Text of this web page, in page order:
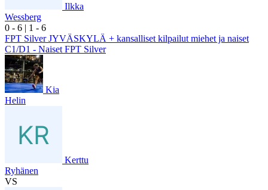
Ilkka
Wessberg
0 - 6 | 1 - 6
FPT Silver JYVÄSKYLÄ + kansalliset kilpailut miehet ja naiset
C1/D1 - Naiset FPT Silver
Kia
Helin
Kerttu
Ryhänen
VS